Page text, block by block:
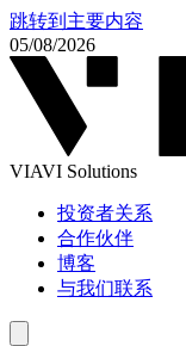
跳转到主要内容
05/08/2026
VIAVI Solutions
投资者关系
合作伙伴
博客
与我们联系